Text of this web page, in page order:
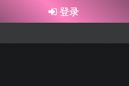
终端行为监控分析软件。
脚本，可以轻易定制和
登录